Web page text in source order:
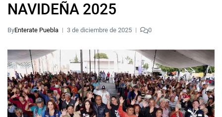
NAVIDEÑA 2025
ByEnterate Puebla 3 de diciembre de 2025 0